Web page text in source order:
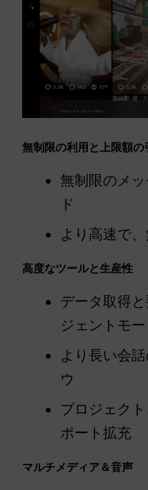
無制限の利用と上限額の
無制限のメ
ド
より高速で
高度なツールと生産性
データ取得
ジェントモー
より長い会
ウ
プロジェク
ポート拡充
マルチメディア＆音声